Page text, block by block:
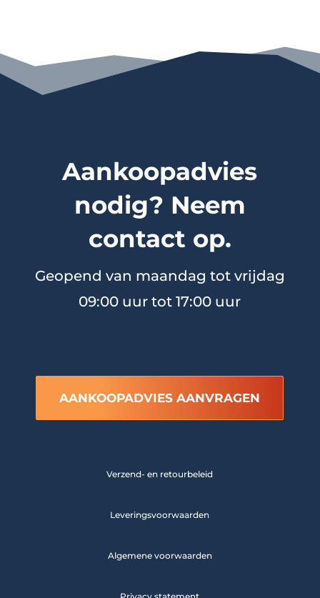
Aankoopadvies
nodig? Neem
contact op.
Geopend van maandag tot vrijdag
09:00 uur tot 17:00 uur
AANKOOPADVIES AANVRAGEN
Verzend- en retourbeleid
Leveringsvoorwaarden
Algemene voorwaarden